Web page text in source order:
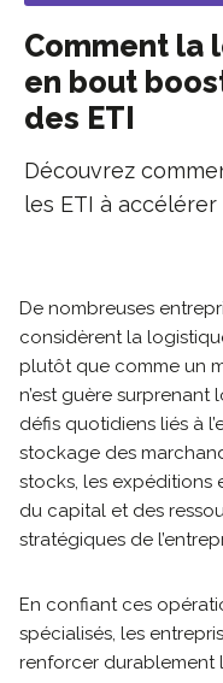
Comment la
en bout
des ETI
Découvrez
les ETI à
De nombreuses
considèrent la
plutôt que comme un
n’est guère surprenant
défis quotidiens liés à
stockage des
stocks, les expéditions
du capital et des
stratégiques de
En confiant ces
spécialisés, les
renforcer durablement